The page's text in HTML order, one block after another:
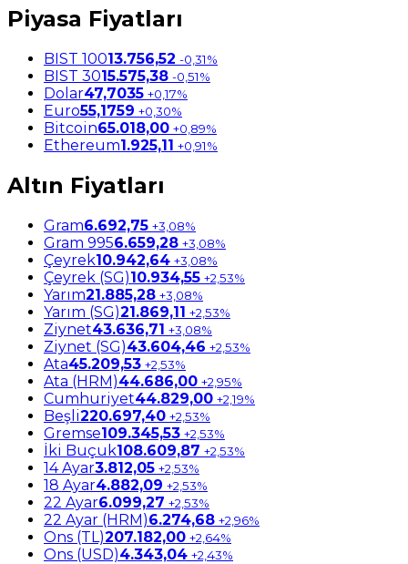
Piyasa Fiyatları
BIST 10013.756,52 -0,31%
BIST 3015.575,38 -0,51%
Dolar47,7035 +0,17%
Euro55,1759 +0,30%
Bitcoin65.018,00 +0,89%
Ethereum1.925,11 +0,91%
Altın Fiyatları
Gram6.692,75 +3,08%
Gram 9956.659,28 +3,08%
Çeyrek10.942,64 +3,08%
Çeyrek (SG)10.934,55 +2,53%
Yarım21.885,28 +3,08%
Yarım (SG)21.869,11 +2,53%
Ziynet43.636,71 +3,08%
Ziynet (SG)43.604,46 +2,53%
Ata45.209,53 +2,53%
Ata (HRM)44.686,00 +2,95%
Cumhuriyet44.829,00 +2,19%
Beşli220.697,40 +2,53%
Gremse109.345,53 +2,53%
İki Buçuk108.609,87 +2,53%
14 Ayar3.812,05 +2,53%
18 Ayar4.882,09 +2,53%
22 Ayar6.099,27 +2,53%
22 Ayar (HRM)6.274,68 +2,96%
Ons (TL)207.182,00 +2,64%
Ons (USD)4.343,04 +2,43%